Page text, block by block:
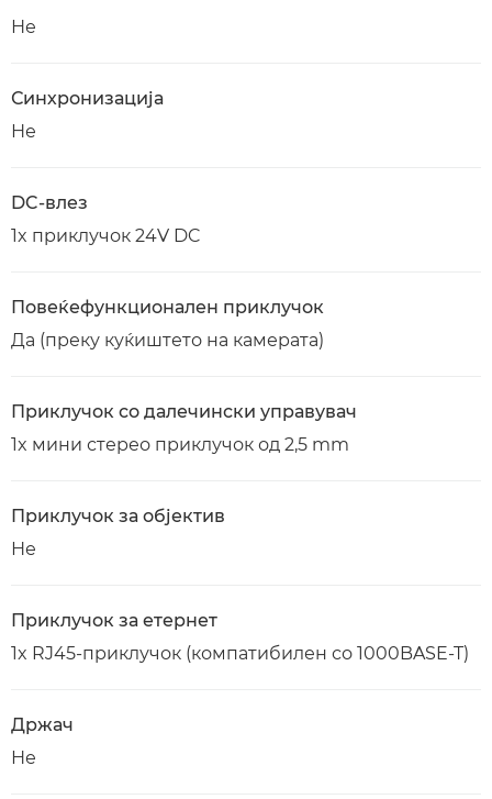
Не
Синхронизација
Не
DC-влез
1x приклучок 24V DC
Повеќефункционален приклучок
Да (преку куќиштето на камерата)
Приклучок со далечински управувач
1x мини стерео приклучок од 2,5 mm
Приклучок за објектив
Не
Приклучок за етернет
1x RJ45-приклучок (компатибилен со 1000BASE-T)
Држач
Не